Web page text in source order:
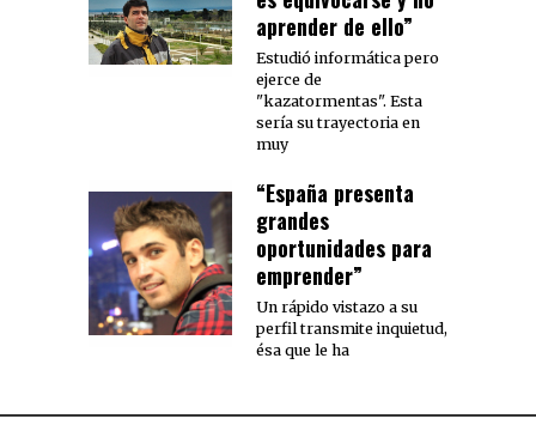
aprender de ello”
Estudió informática pero
ejerce de
"kazatormentas". Esta
sería su trayectoria en
muy
“España presenta
grandes
oportunidades para
emprender”
Un rápido vistazo a su
perfil transmite inquietud,
ésa que le ha